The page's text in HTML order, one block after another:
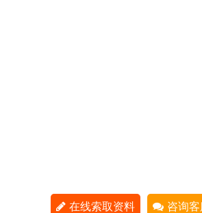
在线索取资料 咨询